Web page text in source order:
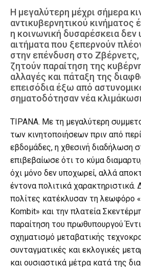
Η μεγαλύτερη μέχρι σήμερα
αντικυβερνητικού κινήματος
η κοινωνική δυσαρέσκεια
αιτήματα που ξεπερνούν
στην επένδυση στο
ζητούν παραίτηση της
αλλαγές και πάταξη της
επεισόδια έξω από
σηματοδότησαν νέα
ΤΙΡΑΝΑ. Με τη μεγαλύτερη
των κινητοποιήσεων πριν από
εβδομάδες, η χθεσινή διαδήλωση
επιβεβαίωσε ότι το κύμα
όχι μόνο δεν υποχωρεί, αλλά
έντονα πολιτικά χαρακτηριστικά.
πολίτες κατέκλυσαν τη λεωφόρο
Kombit» και την πλατεία
παραίτηση του πρωθυπουργού
σχηματισμό μεταβατικής
συνταγματικές και εκλογικές
και ουσιαστικά μέτρα κατά της